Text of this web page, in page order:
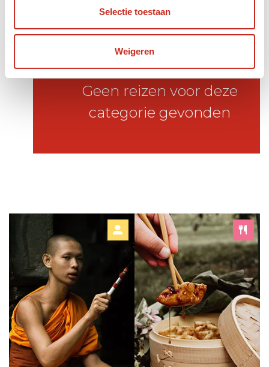
Selectie toestaan
Weigeren
Geen reizen voor deze
categorie gevonden